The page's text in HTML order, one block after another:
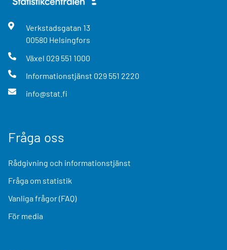
Verkstadsgatan 13
00580 Helsingfors
Växel 029 551 1000
Informationstjänst 029 551 2220
info@stat.fi
Fråga oss
Rådgivning och informationstjänst
Fråga om statistik
Vanliga frågor (FAQ)
För media